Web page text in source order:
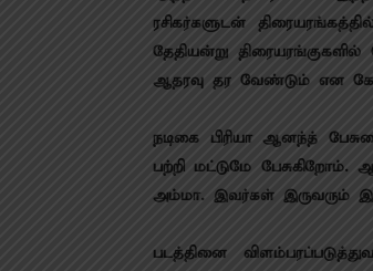
ரசிகர்களுடன்
தேதியன்று திரையரங்குகளில்
ஆதரவு தர வேண்டும் என
நடிகை பிரியா ஆனந்த்
பற்றி மட்டுமே பேசுகிறோம்.
அம்மா. இவர்கள் இருவரும்
படத்தினை